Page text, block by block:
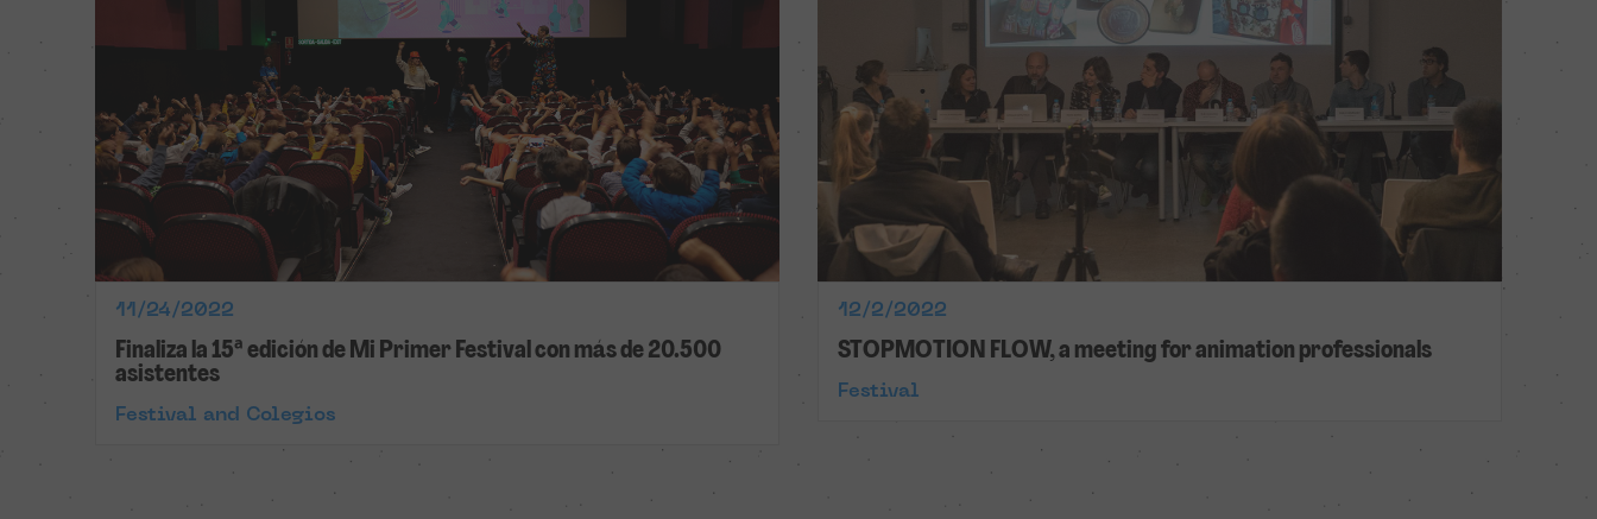
11/24/2022
Finaliza la 15ª edición de Mi Primer Festival con más de 20.500
asistentes
Festival and Colegios
12/2/2022
STOPMOTION FLOW, a meeting for animation professionals
Festival